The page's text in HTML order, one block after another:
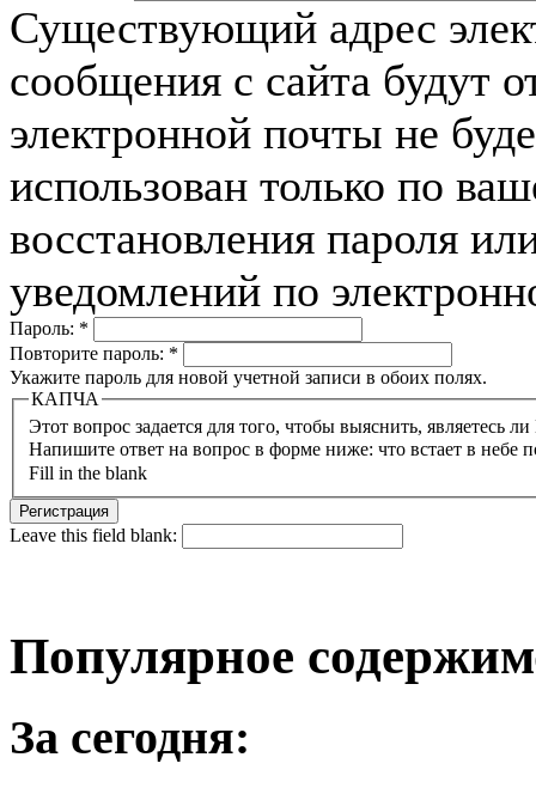
Существующий адрес
сообщения с сайта будут
электронной почты не
использован только по
восстановления пароля
уведомлений по
Пароль: *
Повторите пароль: *
Укажите пароль для новой учетной записи в обоих полях.
КАПЧА
Напишите ответ на вопрос в форме ниже: что встает в небе
Fill in the blank
Leave this field blank:
Популярное
За сегодня: